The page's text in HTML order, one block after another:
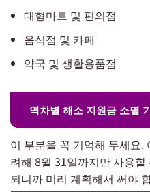
대형마트 및 편의점
음식점 및 카페
약국 및 생활용품점
역차별 해소 지원금 소멸
이 부분을 꼭 기억해 두세요.
려해 8월 31일까지만 사용
되니까 미리 계획해서 써야